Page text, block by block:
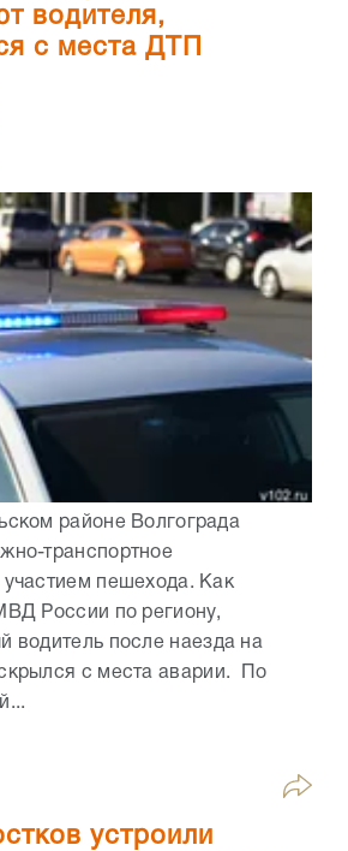
водителя,
с места ДТП
районе Волгограда
транспортное
пешехода. Как
России по региону,
водитель после наезда на
с места аварии. По
устроили